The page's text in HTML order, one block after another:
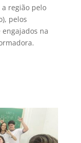
a região pelo
pelos
na